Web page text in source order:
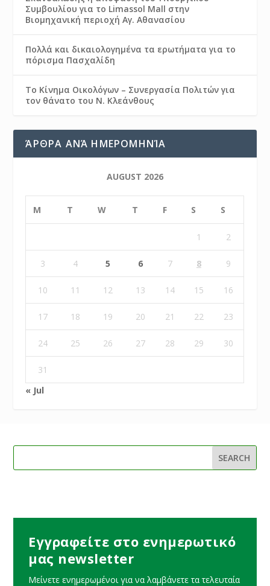
Συμβουλίου για το Limassol Mall στην
Βιομηχανική περιοχή Αγ. Αθανασίου
Πολλά και δικαιολογημένα τα ερωτήματα για το
πόρισμα Πασχαλίδη
Το Κίνημα Οικολόγων – Συνεργασία Πολιτών για
τον θάνατο του Ν. Κλεάνθους
ΆΡΘΡΑ ΑΝΆ ΗΜΕΡΟΜΗΝΊΑ
AUGUST 2026
M T W T F S S
1 2
3 4 5 6 7 8 9
10 11 12 13 14 15 16
17 18 19 20 21 22 23
24 25 26 27 28 29 30
31
« Jul
Εγγραφείτε στο ενημερωτικό
μας newsletter
Μείνετε ενημερωμένοι για να λαμβάνετε τα τελευταία